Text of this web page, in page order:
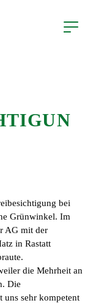
bei
Grünwinkel. Im
AG mit der
in Rastatt
die Mehrheit an
Die
uns sehr kompetent